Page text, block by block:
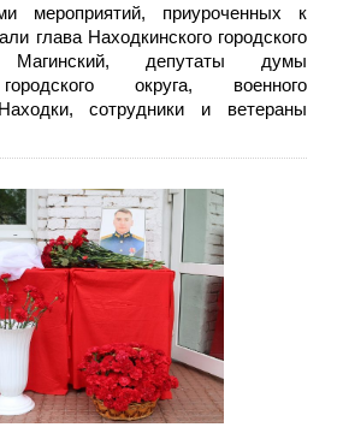
мероприятий, приуроченных к
глава Находкинского городского
депутаты думы
округа, военного
сотрудники и ветераны